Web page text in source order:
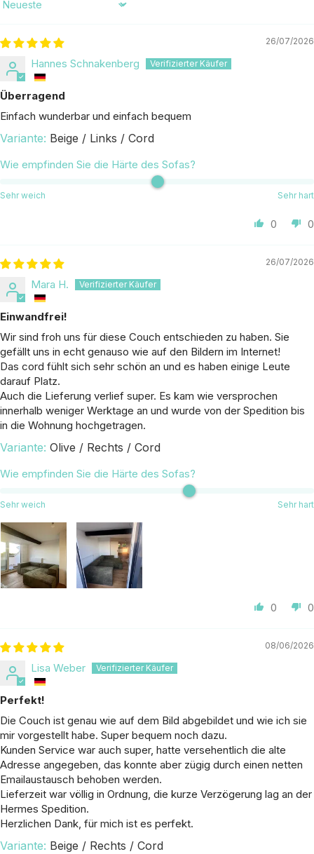
Sort by
26/07/2026
Hannes Schnakenberg
Überragend
Einfach wunderbar und einfach bequem
Beige / Links / Cord
Wie empfinden Sie die Härte des Sofas?
Sehr weich Sehr hart
0 0
26/07/2026
Mara H.
Einwandfrei!
Wir sind froh uns für diese Couch entschieden zu haben. Sie
gefällt uns in echt genauso wie auf den Bildern im Internet!
Das cord fühlt sich sehr schön an und es haben einige Leute
darauf Platz.
Auch die Lieferung verlief super. Es kam wie versprochen
innerhalb weniger Werktage an und wurde von der Spedition bis
in die Wohnung hochgetragen.
Olive / Rechts / Cord
Wie empfinden Sie die Härte des Sofas?
Sehr weich Sehr hart
0 0
08/06/2026
Lisa Weber
Perfekt!
Die Couch ist genau wie auf dem Bild abgebildet und wie ich sie
mir vorgestellt habe. Super bequem noch dazu.
Kunden Service war auch super, hatte versehentlich die alte
Adresse angegeben, das konnte aber zügig durch einen netten
Emailaustausch behoben werden.
Lieferzeit war völlig in Ordnung, die kurze Verzögerung lag an der
Hermes Spedition.
Herzlichen Dank, für mich ist es perfekt.
Beige / Rechts / Cord